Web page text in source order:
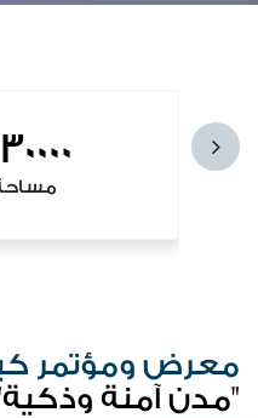
30000
معرض ومؤتمر
"مدن آمنة